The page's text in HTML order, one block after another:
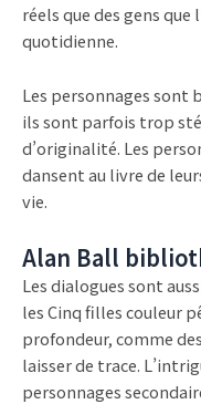
réels que des gens
quotidienne.
Les personnages sont
ils sont parfois trop
d’originalité. Les
dansent au livre de
vie.
Alan Ball
Les dialogues sont
les Cinq filles couleur
profondeur, comme
laisser de trace.
personnages